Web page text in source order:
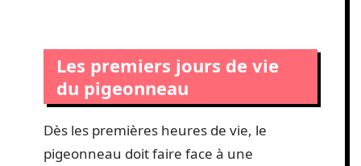
Les premiers jours de vie
du pigeonneau
Dès les premières heures de vie, le
pigeonneau doit faire face à une